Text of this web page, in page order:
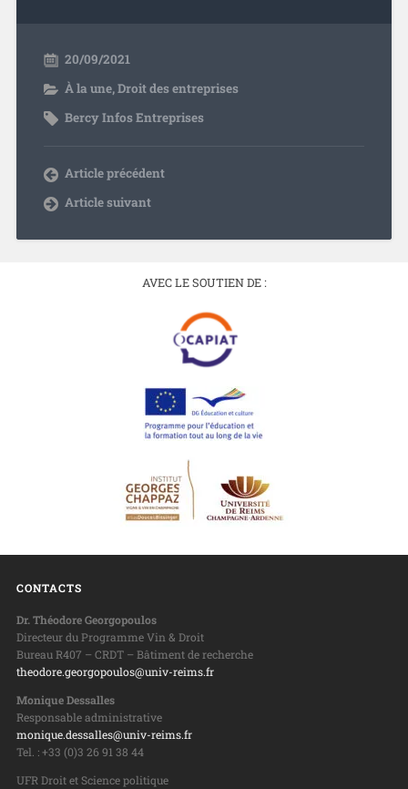
20/09/2021
À la une,Droit des entreprises
Bercy Infos Entreprises
Article précédent
Article suivant
AVEC LE SOUTIEN DE :
CONTACTS
Dr. Théodore Georgopoulos
Directeur du Programme Vin & Droit
Bureau R407 – CRDT – Bâtiment de recherche
theodore.georgopoulos@univ-reims.fr
Monique Dessalles
Responsable administrative
monique.dessalles@univ-reims.fr
Tel. : +33 (0)3 26 91 38 44
UFR Droit et Science politique